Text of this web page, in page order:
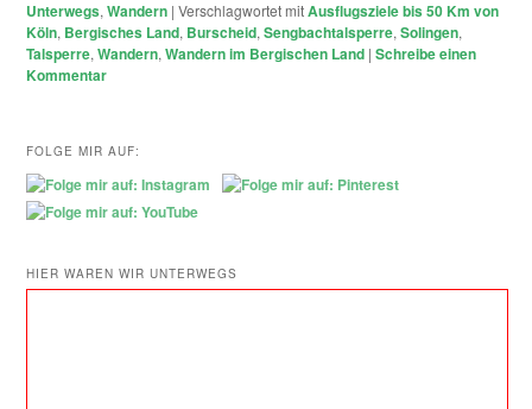
Unterwegs,Wandern |Verschlagwortet mitAusflugsziele bis 50 Km von
Köln, Bergisches Land, Burscheid,Sengbachtalsperre,Solingen,
Talsperre,Wandern,Wandern im Bergischen Land |Schreibe einen
Kommentar
FOLGE MIR AUF:
HIER WAREN WIR UNTERWEGS